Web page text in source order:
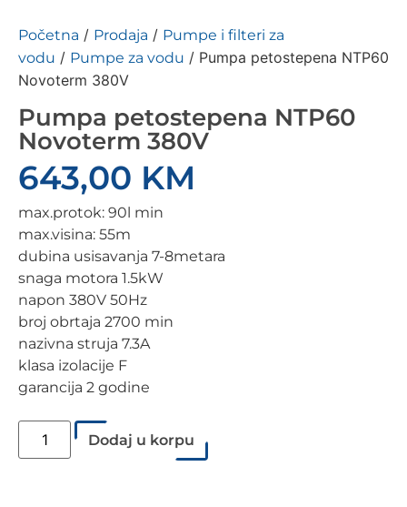
Početna / Prodaja / Pumpe i filteri za
vodu / Pumpe za vodu / Pumpa petostepena NTP60
Novoterm 380V
Pumpa petostepena NTP60
Novoterm 380V
643,00 KM
max.protok: 90l min
max.visina: 55m
dubina usisavanja 7-8metara
snaga motora 1.5kW
napon 380V 50Hz
broj obrtaja 2700 min
nazivna struja 7.3A
klasa izolacije F
garancija 2 godine
Dodaj u korpu